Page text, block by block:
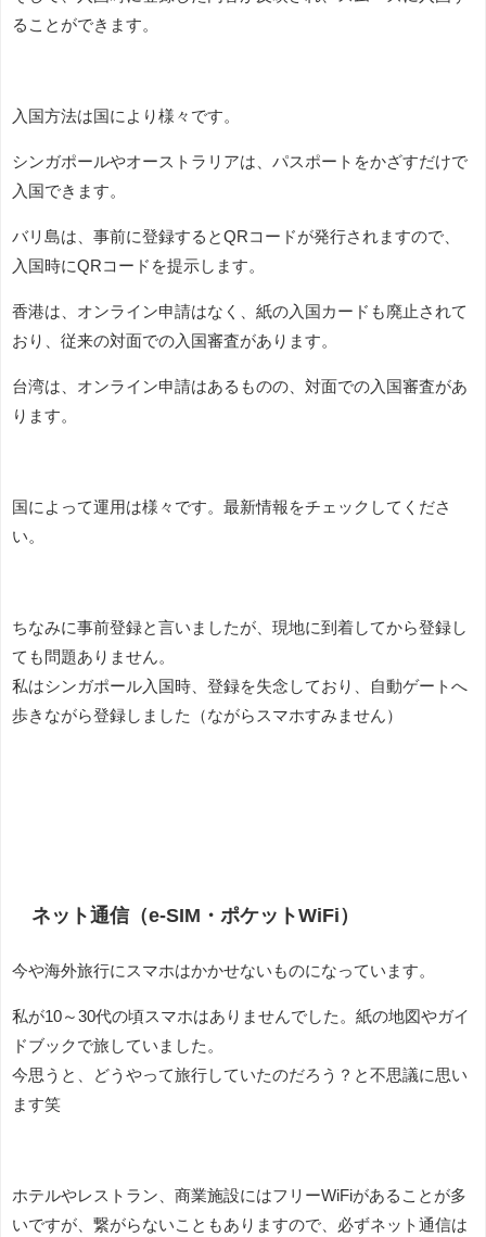
ることができます。
入国方法は国により様々です。
シンガポールやオーストラリアは、パスポートをかざすだけで
入国できます。
バリ島は、事前に登録するとQRコードが発行されますので、
入国時にQRコードを提示します。
香港は、オンライン申請はなく、紙の入国カードも廃止されて
おり、従来の対面での入国審査があります。
台湾は、オンライン申請はあるものの、対面での入国審査があ
ります。
国によって運用は様々です。最新情報をチェックしてくださ
い。
ちなみに事前登録と言いましたが、現地に到着してから登録し
ても問題ありません。
私はシンガポール入国時、登録を失念しており、自動ゲートへ
歩きながら登録しました（ながらスマホすみません）
ネット通信（e-SIM・ポケットWiFi）
今や海外旅行にスマホはかかせないものになっています。
私が10～30代の頃スマホはありませんでした。紙の地図やガイ
ドブックで旅していました。
今思うと、どうやって旅行していたのだろう？と不思議に思い
ます笑
ホテルやレストラン、商業施設にはフリーWiFiがあることが多
いですが、繋がらないこともありますので、必ずネット通信は